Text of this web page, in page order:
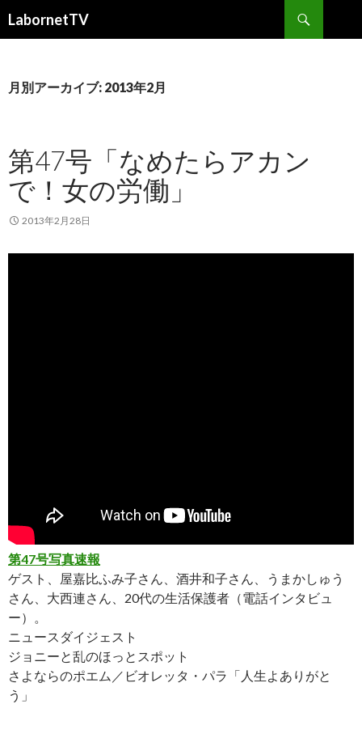
LabornetTV
索
ン
動
月別アーカイブ: 2013年2月
第47号「なめたらアカン
で！女の労働」
2013年2月28日
第47号写真速報
ゲスト、屋嘉比ふみ子さん、酒井和子さん、うまかしゅう
さん、大西連さん、20代の生活保護者（電話インタビュ
ー）。
ニュースダイジェスト
ジョニーと乱のほっとスポット
さよならのポエム／ビオレッタ・パラ「人生よありがと
う」